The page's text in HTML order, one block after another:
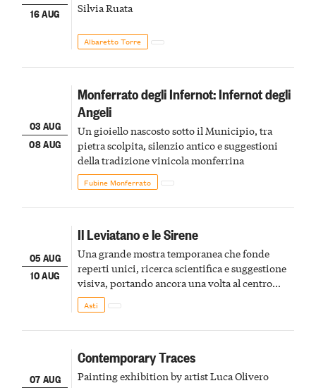
16 AUG
Silvia Ruata
Albaretto Torre
03 AUG
08 AUG
Monferrato degli Infernot: Infernot degli
Angeli
Un gioiello nascosto sotto il Municipio, tra
pietra scolpita, silenzio antico e suggestioni
della tradizione vinicola monferrina
Fubine Monferrato
05 AUG
10 AUG
Il Leviatano e le Sirene
Una grande mostra temporanea che fonde
reperti unici, ricerca scientifica e suggestione
visiva, portando ancora una volta al centro
della scena le meraviglie del passato astigiano
Asti
07 AUG
Contemporary Traces
Painting exhibition by artist Luca Olivero